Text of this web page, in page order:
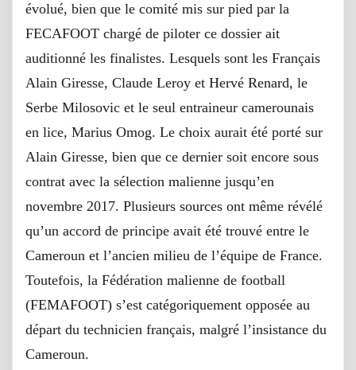
évolué, bien que le comité mis sur pied par la
FECAFOOT chargé de piloter ce dossier ait
auditionné les finalistes. Lesquels sont les Français
Alain Giresse, Claude Leroy et Hervé Renard, le
Serbe Milosovic et le seul entraineur camerounais
en lice, Marius Omog. Le choix aurait été porté sur
Alain Giresse, bien que ce dernier soit encore sous
contrat avec la sélection malienne jusqu’en
novembre 2017. Plusieurs sources ont même révélé
qu’un accord de principe avait été trouvé entre le
Cameroun et l’ancien milieu de l’équipe de France.
Toutefois, la Fédération malienne de football
(FEMAFOOT) s’est catégoriquement opposée au
départ du technicien français, malgré l’insistance du
Cameroun.